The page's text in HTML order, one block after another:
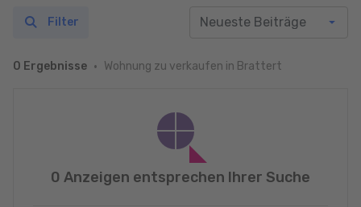
0 Ergebnisse Wohnung zu verkaufen in Brattert
Filter
0 Anzeigen entsprechen Ihrer Suche